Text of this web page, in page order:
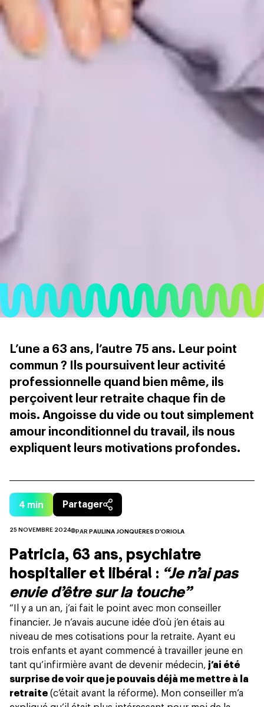
L’une a 63 ans, l’autre 75 ans. Leur point
commun ? Ils poursuivent leur activité
professionnelle quand bien même, ils
perçoivent leur retraite chaque fin de
mois. Angoisse du vide ou tout simplement
amour inconditionnel du travail, ils nous
expliquent leurs motivations profondes.
4 min Partager
25 NOVEMBRE 2024 PAR PAULINA JONQUÈRES D'ORIOLA
Patricia, 63 ans, psychiatre
hospitalier et libéral : “Je n’ai pas
envie d’être sur la touche”
“Il y a un an, j’ai fait le point avec mon conseiller
financier. Je n’avais aucune idée d’où j’en étais au
niveau de mes cotisations pour la retraite. Ayant eu
trois enfants et ayant commencé à travailler jeune en
tant qu’infirmière avant de devenir médecin, j’ai été
surprise de voir que je pouvais déjà me mettre à la
retraite (c’était avant la réforme). Mon conseiller m’a